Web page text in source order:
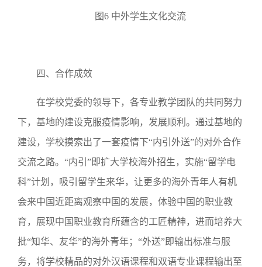
图6 中外学生文化交流
四、合作成效
在学校党委的领导下，各专业教学团队的共同努力
下，基地的建设克服疫情影响，发展顺利。通过基地的
建设，学校摸索出了一套疫情下“内引外送”的对外合作
交流之路。“内引”即扩大学校海外招生，实施“留学电
科”计划，吸引留学生来华，让更多的海外青年人有机
会来中国近距离观察中国的发展，体验中国的职业教
育，展现中国职业教育所蕴含的工匠精神，进而培养大
批“知华、友华”的海外青年；“外送”即输出标准与服
务，将学校精品的对外汉语课程和双语专业课程输出至